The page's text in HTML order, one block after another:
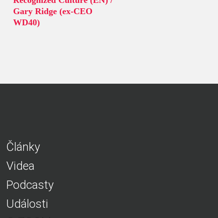
Gary Ridge (ex-CEO
WD40)
Články
Videa
Podcasty
Události